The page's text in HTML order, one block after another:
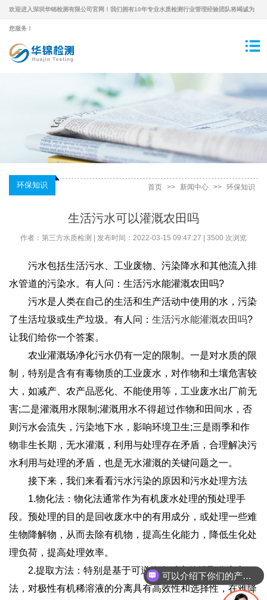
欢迎进入深圳华锦检测有限公司官网！我们拥有10年专业水质检测行业管理经验团队将竭诚为
您服务！
环保知识 首页 >> 新闻中心 >> 环保知识
生活污水可以灌溉农田吗
作者：第三方水质检测 | 发布时间：2022-03-15 09:47:27 | 3500 次浏览
污水包括生活污水、工业废物、污染降水和其他流入排
水管道的污染水。有人问：生活污水能灌溉农田吗?
污水是人类在自己的生活和生产活动中使用的水，污染
了生活垃圾或生产垃圾。有人问： 生活污水能灌溉农田吗?
让我们给你一个答案。
农业灌溉场净化污水仍有一定的限制。一是对水质的限
制，特别是含有有毒物质的工业废水，对作物和土壤危害较
大，如减产、农产品恶化、不能使用等，工业废水出厂前无
害;二是灌溉用水限制;灌溉用水不得超过作物和田间水，否
则污水会流失，污染地下水，影响环境卫生;三是雨季和作
物非生长期，无水灌溉，利用与处理存在矛盾，合理解决污
水利用与处理的矛盾，也是无水灌溉的关键问题之一。
接下来，我们来看看污水污染的原因和污水处理方法
1.物化法：物化法通常作为有机废水处理的预处理手
段。预处理的目的是回收废水中的有用成分，或处理一些难
生物降解物，从而去除有机物，提高生化能力，降低生化处
理负荷，提高处理效率。
2.提取方法：特别是基于可逆络合反应的提取分离方
法，对极性有机稀溶液的分离具有高效性和选择性，在难降
可以介绍下你们的产品么